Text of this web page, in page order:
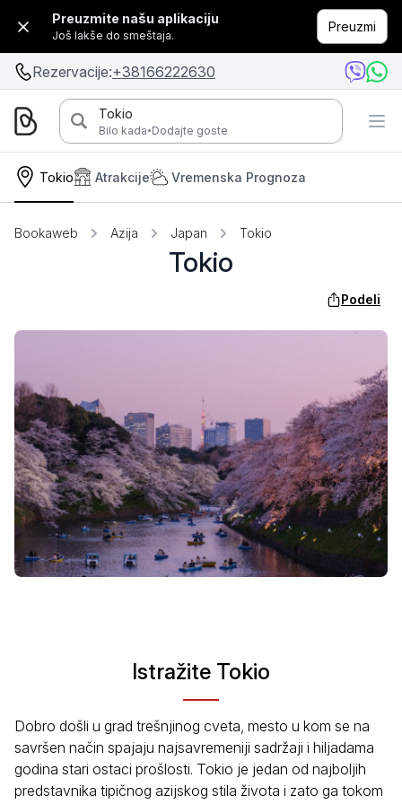
Preuzmite našu aplikaciju
Još lakše do smeštaja.
Preuzmi
Rezervacije:+38166222630
Tokio
Bilo kada·Dodajte goste
Tokio Atrakcije Vremenska Prognoza
Bookaweb Azija Japan Tokio
Tokio
Podeli
Istražite Tokio
Dobro došli u grad trešnjinog cveta, mesto u kom se na
savršen način spajaju najsavremeniji sadržaji i hiljadama
godina stari ostaci prošlosti. Tokio je jedan od najboljih
predstavnika tipičnog azijskog stila života i zato ga tokom